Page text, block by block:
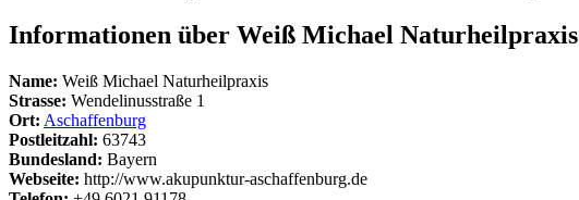
Informationen über Weiß Michael Naturheilpraxis
Name: Weiß Michael Naturheilpraxis
Strasse: Wendelinusstraße 1
Ort: Aschaffenburg
Postleitzahl: 63743
Bundesland: Bayern
Webseite: http://www.akupunktur-aschaffenburg.de